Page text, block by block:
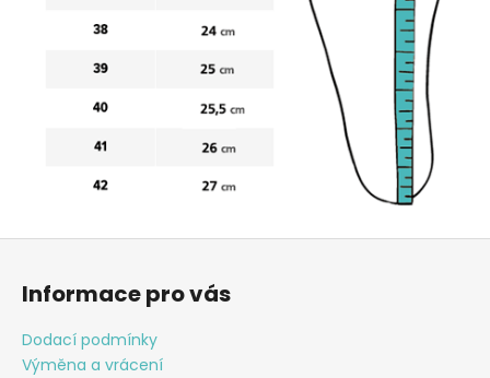
Informace pro vás
Dodací podmínky
Výměna a vrácení